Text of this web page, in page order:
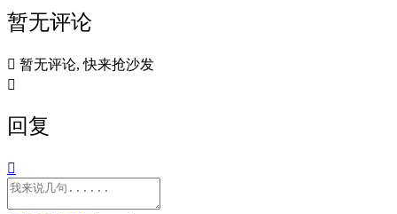
暂无评论
 暂无评论, 快来抢沙发

回复
